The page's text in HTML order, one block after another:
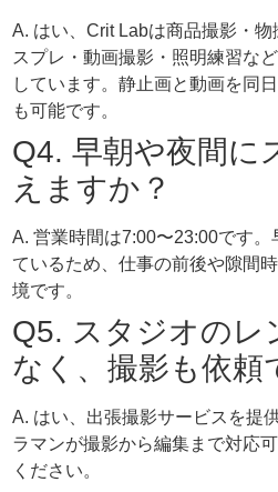
A. はい、Crit Labは商品撮影・
スプレ・動画撮影・照明練習な
しています。静止画と動画を同
も可能です。
Q4. 早朝や夜間に
えますか？
A. 営業時間は7:00〜23:00です
ているため、仕事の前後や隙間
境です。
Q5. スタジオのレ
なく、撮影も依頼
A. はい、出張撮影サービスを提
ラマンが撮影から編集まで対応
ください。